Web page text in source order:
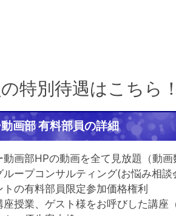
特別待遇はこちら
画部 有料部員の詳細
画部HPの動画を全て見放題（動
ープコンサルティング(お悩み相談
の有料部員限定参加価格権利
授業、ゲスト様をお呼びした講座